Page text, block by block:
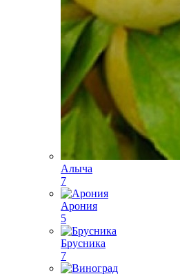
Алыча
7
Арония
5
Брусника
7